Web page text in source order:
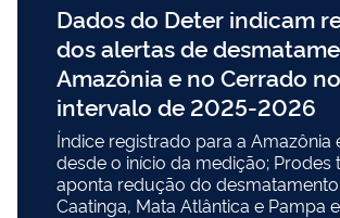
Dados do Deter indicam
dos alertas de
Amazônia e no Cerrado no
intervalo de 2025-2026
Índice registrado para a Amazônia
desde o início da medição; Prodes
aponta redução do
Caatinga, Mata Atlântica e Pampa